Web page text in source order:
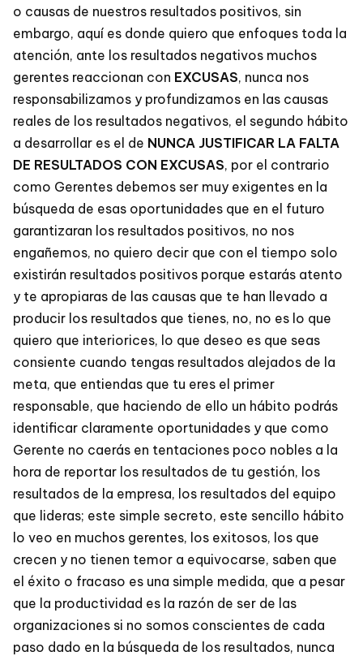
o causas de nuestros resultados positivos, sin
embargo, aquí es donde quiero que enfoques toda la
atención, ante los resultados negativos muchos
gerentes reaccionan con EXCUSAS, nunca nos
responsabilizamos y profundizamos en las causas
reales de los resultados negativos, el segundo hábito
a desarrollar es el de NUNCA JUSTIFICAR LA FALTA
DE RESULTADOS CON EXCUSAS, por el contrario
como Gerentes debemos ser muy exigentes en la
búsqueda de esas oportunidades que en el futuro
garantizaran los resultados positivos, no nos
engañemos, no quiero decir que con el tiempo solo
existirán resultados positivos porque estarás atento
y te apropiaras de las causas que te han llevado a
producir los resultados que tienes, no, no es lo que
quiero que interiorices, lo que deseo es que seas
consiente cuando tengas resultados alejados de la
meta, que entiendas que tu eres el primer
responsable, que haciendo de ello un hábito podrás
identificar claramente oportunidades y que como
Gerente no caerás en tentaciones poco nobles a la
hora de reportar los resultados de tu gestión, los
resultados de la empresa, los resultados del equipo
que lideras; este simple secreto, este sencillo hábito
lo veo en muchos gerentes, los exitosos, los que
crecen y no tienen temor a equivocarse, saben que
el éxito o fracaso es una simple medida, que a pesar
que la productividad es la razón de ser de las
organizaciones si no somos conscientes de cada
paso dado en la búsqueda de los resultados, nunca